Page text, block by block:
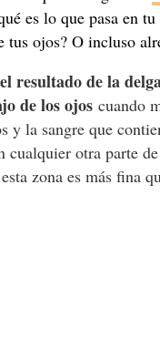
es lo que pasa en
tus ojos? O incluso
resultado de la
de los ojoscuando
y la sangre que
cualquier otra parte
zona es más fina